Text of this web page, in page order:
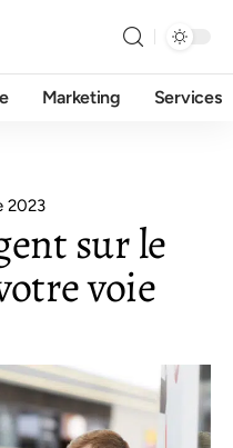
Marketing Services
2023
sur le
voie